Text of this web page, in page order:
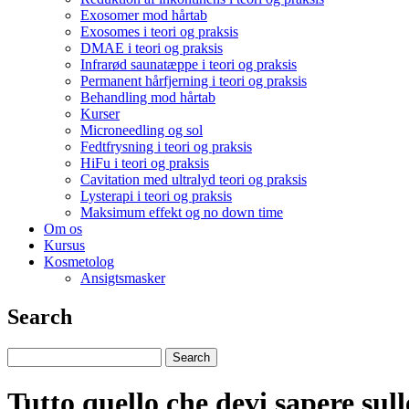
Exosomer mod hårtab
Exosomes i teori og praksis
DMAE i teori og praksis
Infrarød saunatæppe i teori og praksis
Permanent hårfjerning i teori og praksis
Behandling mod hårtab
Kurser
Microneedling og sol
Fedtfrysning i teori og praksis
HiFu i teori og praksis
Cavitation med ultralyd teori og praksis
Lysterapi i teori og praksis
Maksimum effekt og no down time
Om os
Kursus
Kosmetolog
Ansigtsmasker
Search